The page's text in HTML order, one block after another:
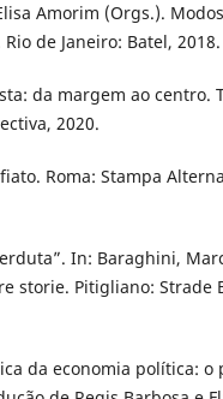
Amorim (Orgs.).
de Janeiro: Batel,
da margem ao centro.
2020.
Roma: Stampa
In: Baraghini,
storie. Pitigliano: Strade
da economia política: o